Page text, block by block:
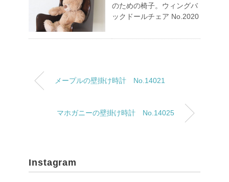
のための椅子。ウィングバ
ックドールチェア No.2020
メープルの壁掛け時計 No.14021
マホガニーの壁掛け時計 No.14025
Instagram